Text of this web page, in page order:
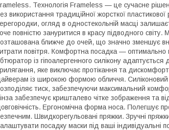
Технологія Frameless — це сучасне
використання традиційної жорсткої
огляд в одностекольній масці
повністю зануритися в красу підводного світу.
ближче до очей, що значно зменшує
повітря. Комфортна посадка —
із гіпоалергенного силікону
яке виключає протікання та
із широкою формою обличчя. Силіконовий
тиск, забезпечуючи максимальний
забезпечує кришталево чітке зображення та
Ергономічна форма носа. Полегшує
Швидкорегульовані пряжки. Зручні
посадку маски під ваші індивідуальні